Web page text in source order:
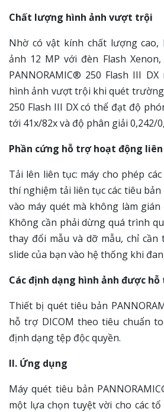
Chất lượng hình ảnh vượt trội
Nhờ có vật kính chất lượng cao,
ảnh 12 MP với đèn Flash
PANNORAMIC® 250 Flash III
hình ảnh vượt trội khi quét trường
250 Flash III DX có thể đạt độ
tới 41x/82x và độ phân giải 0,242/
Phần cứng hỗ trợ hoạt động
Tải lên liên tục: máy cho phép
thí nghiệm tải liên tục các tiêu bản
vào máy quét mà không làm
Không cần phải dừng quá trình
thay đổi mẫu và dỡ mẫu, chỉ cần
slide của bạn vào hệ thống khi
Các định dạng hình ảnh được
Thiết bị quét tiêu bản
hỗ trợ DICOM theo tiêu chuẩn
định dạng tệp độc quyền.
II. Ứng dụng
Máy quét tiêu bản
một lựa chọn tuyệt vời cho các